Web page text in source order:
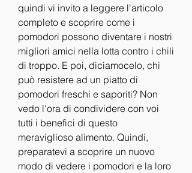
quindi vi invito a leggere l'articolo
completo e scoprire come i
pomodori possono diventare i nostri
migliori amici nella lotta contro i chili
di troppo. E poi, diciamocelo, chi
può resistere ad un piatto di
pomodori freschi e saporiti? Non
vedo l'ora di condividere con voi
tutti i benefici di questo
meraviglioso alimento. Quindi,
preparatevi a scoprire un nuovo
modo di vedere i pomodori e la loro